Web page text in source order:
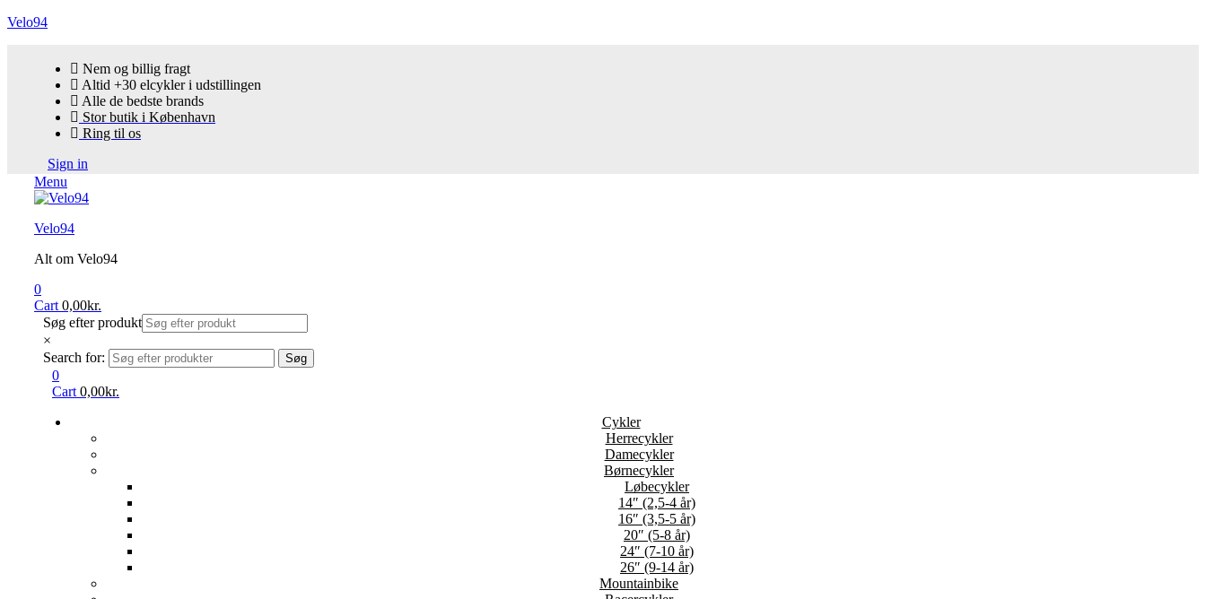
Velo94
Nem og billig fragt
Altid +30 elcykler i udstillingen
Alle de bedste brands
Stor butik i København
Ring til os
Sign in
Menu
Velo94
Alt om Velo94
0
Cart 0,00kr.
Søg efter produkt
×
Search for:
Søg
0
Cart 0,00kr.
Cykler
Herrecykler
Damecykler
Børnecykler
Løbecykler
14″ (2,5-4 år)
16″ (3,5-5 år)
20″ (5-8 år)
24″ (7-10 år)
26″ (9-14 år)
Mountainbike